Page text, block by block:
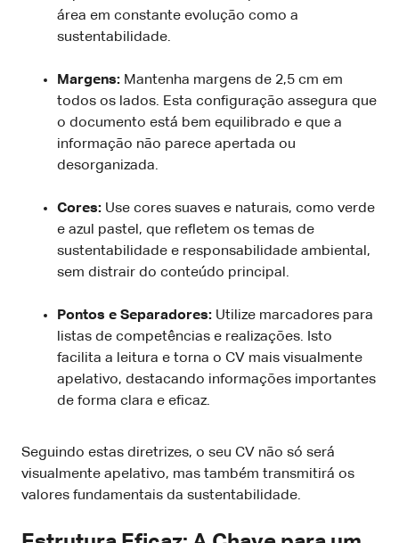
área em constante evolução como a
sustentabilidade.
Margens: Mantenha margens de 2,5 cm em
todos os lados. Esta configuração assegura que
o documento está bem equilibrado e que a
informação não parece apertada ou
desorganizada.
Cores: Use cores suaves e naturais, como verde
e azul pastel, que refletem os temas de
sustentabilidade e responsabilidade ambiental,
sem distrair do conteúdo principal.
Pontos e Separadores: Utilize marcadores para
listas de competências e realizações. Isto
facilita a leitura e torna o CV mais visualmente
apelativo, destacando informações importantes
de forma clara e eficaz.
Seguindo estas diretrizes, o seu CV não só será
visualmente apelativo, mas também transmitirá os
valores fundamentais da sustentabilidade.